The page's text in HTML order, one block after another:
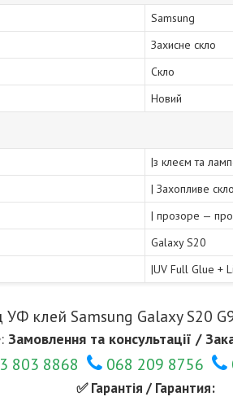
Samsung
Захисне скло
Скло
Новий
|з клеєм та
| Захопливе
| прозоре —
Galaxy S20
|UV Full Glue +
УФ клей Samsung Galaxy S20
Замовлення та консультації /
803 8868 068 209 8756
✅ Гарантія / Гарантия: